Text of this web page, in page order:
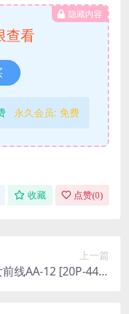
隐藏内容
查看
永久会员: 免费
收藏 点赞(0)
上一篇
线AA-12 [20P-44M